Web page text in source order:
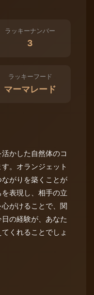
ラッキーナンバー
3
ラッキーフード
マーマレード
かした自然体のコ
。オランジェット
がりを築くことが
表現し、相手の立
がけることで、関
の経験が、あなた
くれることでしょ